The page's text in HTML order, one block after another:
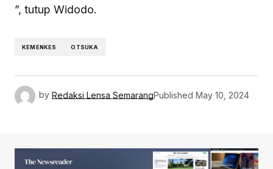
”, tutup Widodo.
KEMENKES OTSUKA
by Redaksi Lensa SemarangPublished May 10, 2024